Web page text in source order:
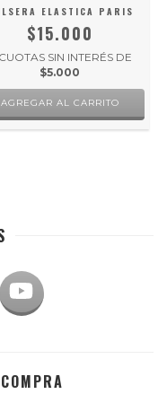
ELASTICA PARIS
$15.000
CUOTAS SIN INTERÉS DE
$5.000